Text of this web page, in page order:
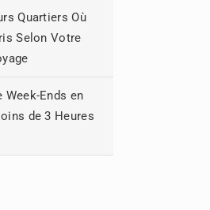
Quartiers Où
Selon Votre
Week-Ends en
de 3 Heures